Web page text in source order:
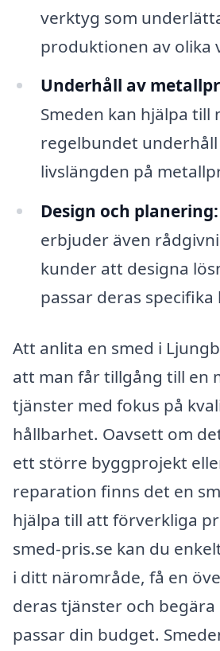
verktyg som
produktionen av olika
Underhåll av
Smeden kan hjälpa till
regelbundet
livslängden på
Design och planering:
erbjuder även
kunder att designa
passar deras specifika
Att anlita en smed i
att man får tillgång till en
tjänster med fokus på
hållbarhet. Oavsett om
ett större byggprojekt
reparation finns det en
hjälpa till att förverkliga
smed-pris.se kan du
i ditt närområde, få en
deras tjänster och
passar din budget.